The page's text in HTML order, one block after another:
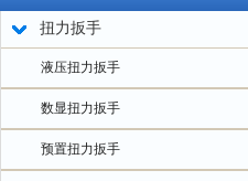
扭力扳手
液压扭力扳手
数显扭力扳手
预置扭力扳手